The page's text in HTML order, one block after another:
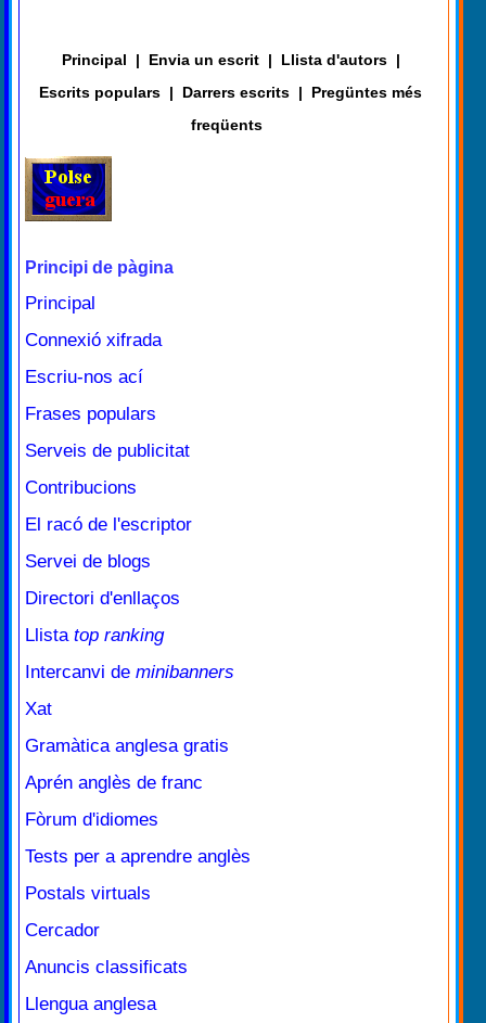
Principal | Envia un escrit | Llista d'autors |
Escrits populars | Darrers escrits |
Pregüntes més
freqüents
Principi de pàgina
Principal
Connexió xifrada
Escriu-nos ací
Frases populars
Serveis de publicitat
Contribucions
El racó de l'escriptor
Servei de blogs
Directori d'enllaços
Llista top ranking
Intercanvi de minibanners
Xat
Gramàtica anglesa gratis
Aprén anglès de franc
Fòrum d'idiomes
Tests per a aprendre anglès
Postals virtuals
Cercador
Anuncis classificats
Llengua anglesa